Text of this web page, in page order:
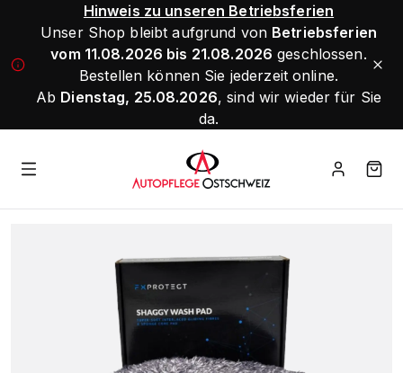
Hinweis zu unseren Betriebsferien
Unser Shop bleibt aufgrund von Betriebsferien
vom 11.08.2026 bis 21.08.2026 geschlossen.
Bestellen können Sie jederzeit online.
Ab Dienstag, 25.08.2026, sind wir wieder für Sie
da.